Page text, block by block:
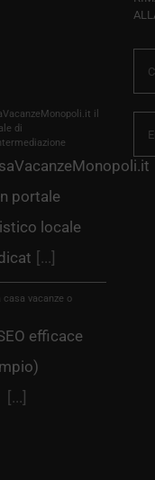
il
di
portale
locale
[...]
casa vacanze o
efficace
[...]